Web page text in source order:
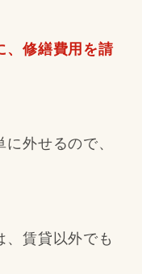
、修繕費用を請
外せるので、
、賃貸以外でも